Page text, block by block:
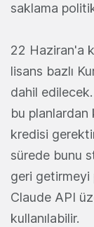
saklama
22 Haziran'a
lisans bazlı
dahil
bu planlardan
kredisi
sürede bunu
geri getirmeyi
Claude API
kullanılabilir.